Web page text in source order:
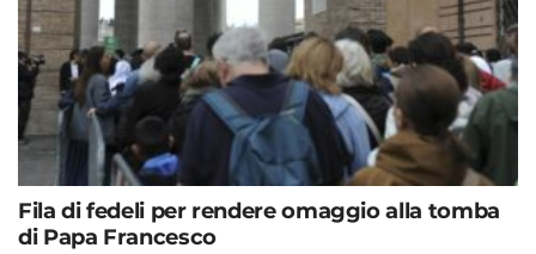
Fila di fedeli per rendere omaggio alla tomba
di Papa Francesco